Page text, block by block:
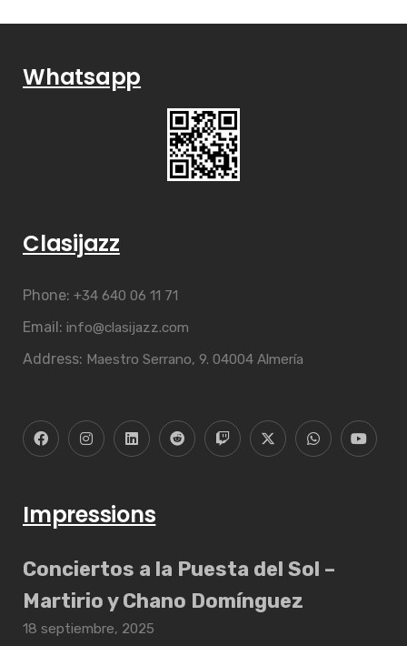
Whatsapp
Clasijazz
Phone: +34 640 06 11 71
Email: info@clasijazz.com
Address: Maestro Serrano, 9. 04004 Almería
Impressions
Conciertos a la Puesta del Sol –
Martirio y Chano Domínguez
18 septiembre, 2025